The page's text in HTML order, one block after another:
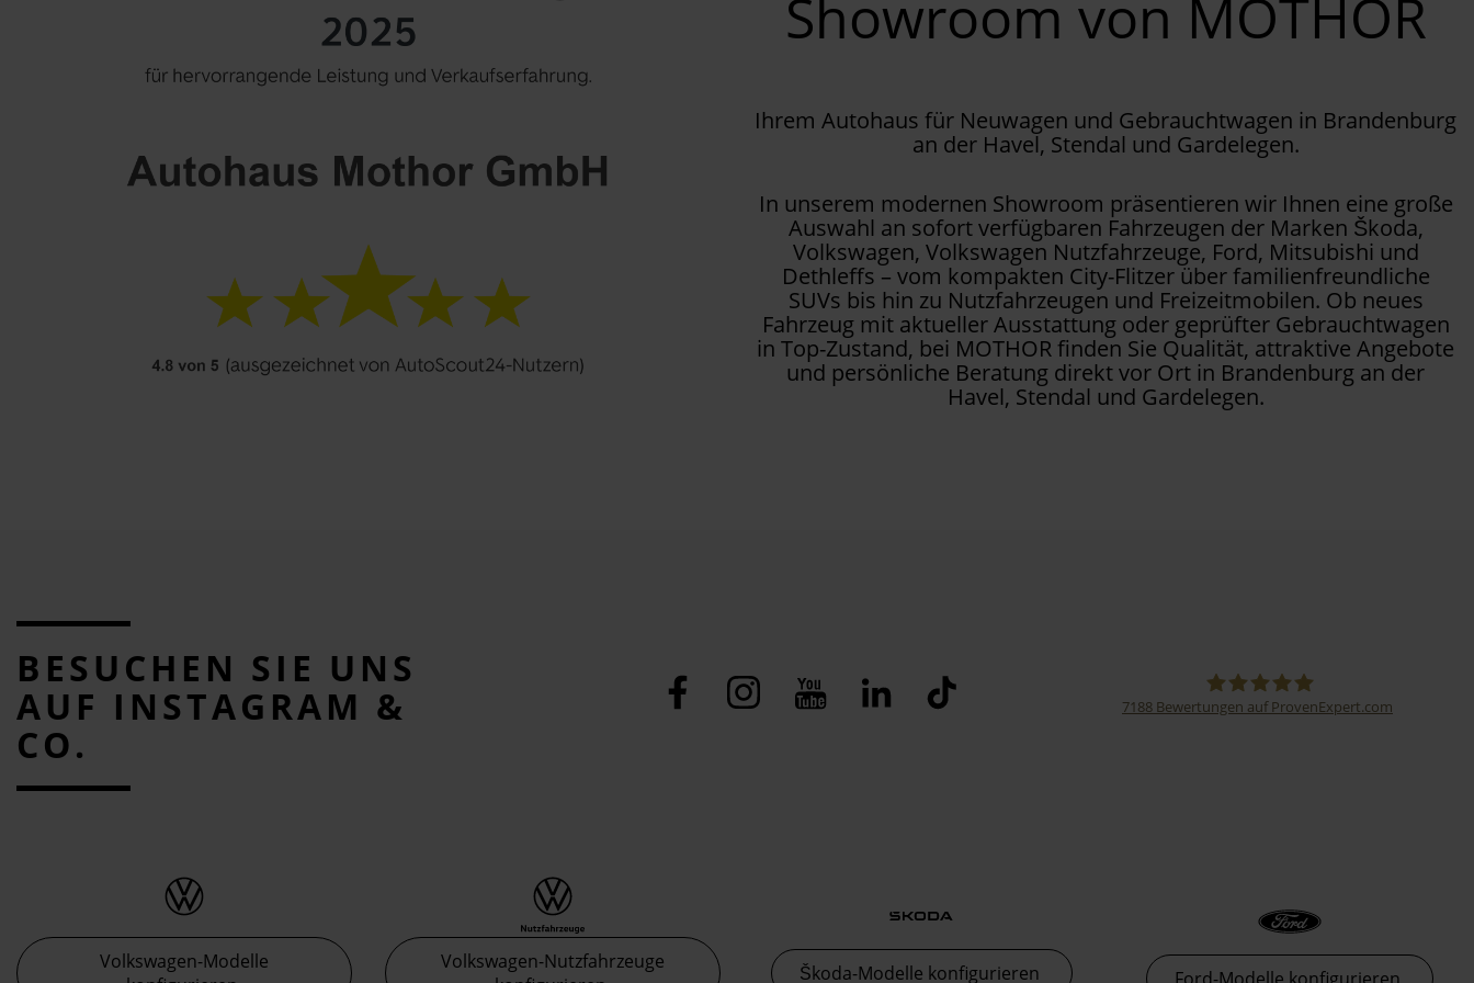
Showroom von MOTHOR
Ihrem Autohaus für Neuwagen und Gebrauchtwagen in Brandenburg
an der Havel, Stendal und Gardelegen.
In unserem modernen Showroom präsentieren wir Ihnen eine große
Auswahl an sofort verfügbaren Fahrzeugen der Marken Škoda,
Volkswagen, Volkswagen Nutzfahrzeuge, Ford, Mitsubishi und
Dethleffs – vom kompakten City-Flitzer über familienfreundliche
SUVs bis hin zu Nutzfahrzeugen und Freizeitmobilen. Ob neues
Fahrzeug mit aktueller Ausstattung oder geprüfter Gebrauchtwagen
in Top-Zustand, bei MOTHOR finden Sie Qualität, attraktive Angebote
und persönliche Beratung direkt vor Ort in Brandenburg an der
Havel, Stendal und Gardelegen.
BESUCHEN SIE UNS
AUF INSTAGRAM &
CO.
7188 Bewertungen auf ProvenExpert.com
Volkswagen-Modelle
Volkswagen-Nutzfahrzeuge
Škoda-Modelle konfigurieren